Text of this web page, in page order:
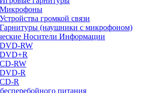
Микрофоны
Устройства громкой связи
Гарнитуры (наушники с микрофоном)
Носители Информации
DVD-RW
DVD+R
CD-RW
DVD-R
CD-R
питания